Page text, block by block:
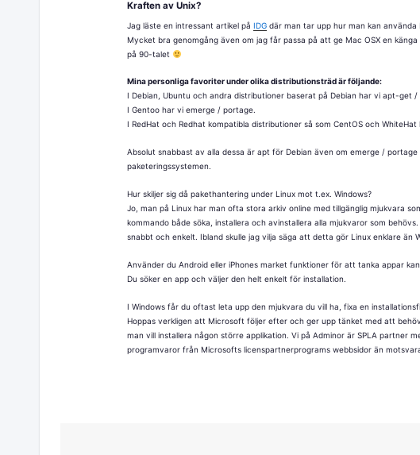
Kraften av Unix?
Jag läste en intressant artikel påIDG där man tar upp hur man kan
Mycket bra genomgång även om jag får passa på att ge Mac OSX en
på 90-talet
Mina personliga favoriter under olika distributionsträd är följande:
I Debian, Ubuntu och andra distributioner baserat på Debian har vi apt-get /
I Gentoo har vi emerge / portage.
I RedHat och Redhat kompatibla distributioner så som CentOS och WhiteHat
Absolut snabbast av alla dessa är apt för Debian även om emerge /
paketeringssystemen.
Hur skiljer sig då pakethantering under Linux mot t.ex. Windows?
Jo, man på Linux har man ofta stora arkiv online med tillgänglig mjukvara
kommando både söka, installera och avinstallera alla mjukvaror som
snabbt och enkelt. Ibland skulle jag vilja säga att detta gör Linux enklare än
Använder du Android eller iPhones market funktioner för att tanka appar
Du söker en app och väljer den helt enkelt för installation.
I Windows får du oftast leta upp den mjukvara du vill ha, fixa en
Hoppas verkligen att Microsoft följer efter och ger upp tänket med att
man vill installera någon större applikation. Vi på Adminor är SPLA partner
programvaror från Microsofts licenspartnerprograms webbsidor än